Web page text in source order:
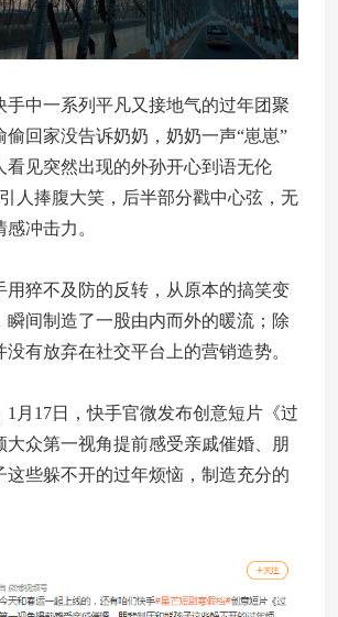
手中一系列平凡又接地气的过年团聚
偷回家没告诉奶奶，奶奶一声“崽崽”
看见突然出现的外孙开心到语无伦
人捧腹大笑，后半部分戳中心弦，无
冲击力。
用猝不及防的反转，从原本的搞笑变
瞬间制造了一股由内而外的暖流；除
有放弃在社交平台上的营销造势。
1月17日，快手官微发布创意短片《过
大众第一视角提前感受亲戚催婚、朋
这些躲不开的过年烦恼，制造充分的